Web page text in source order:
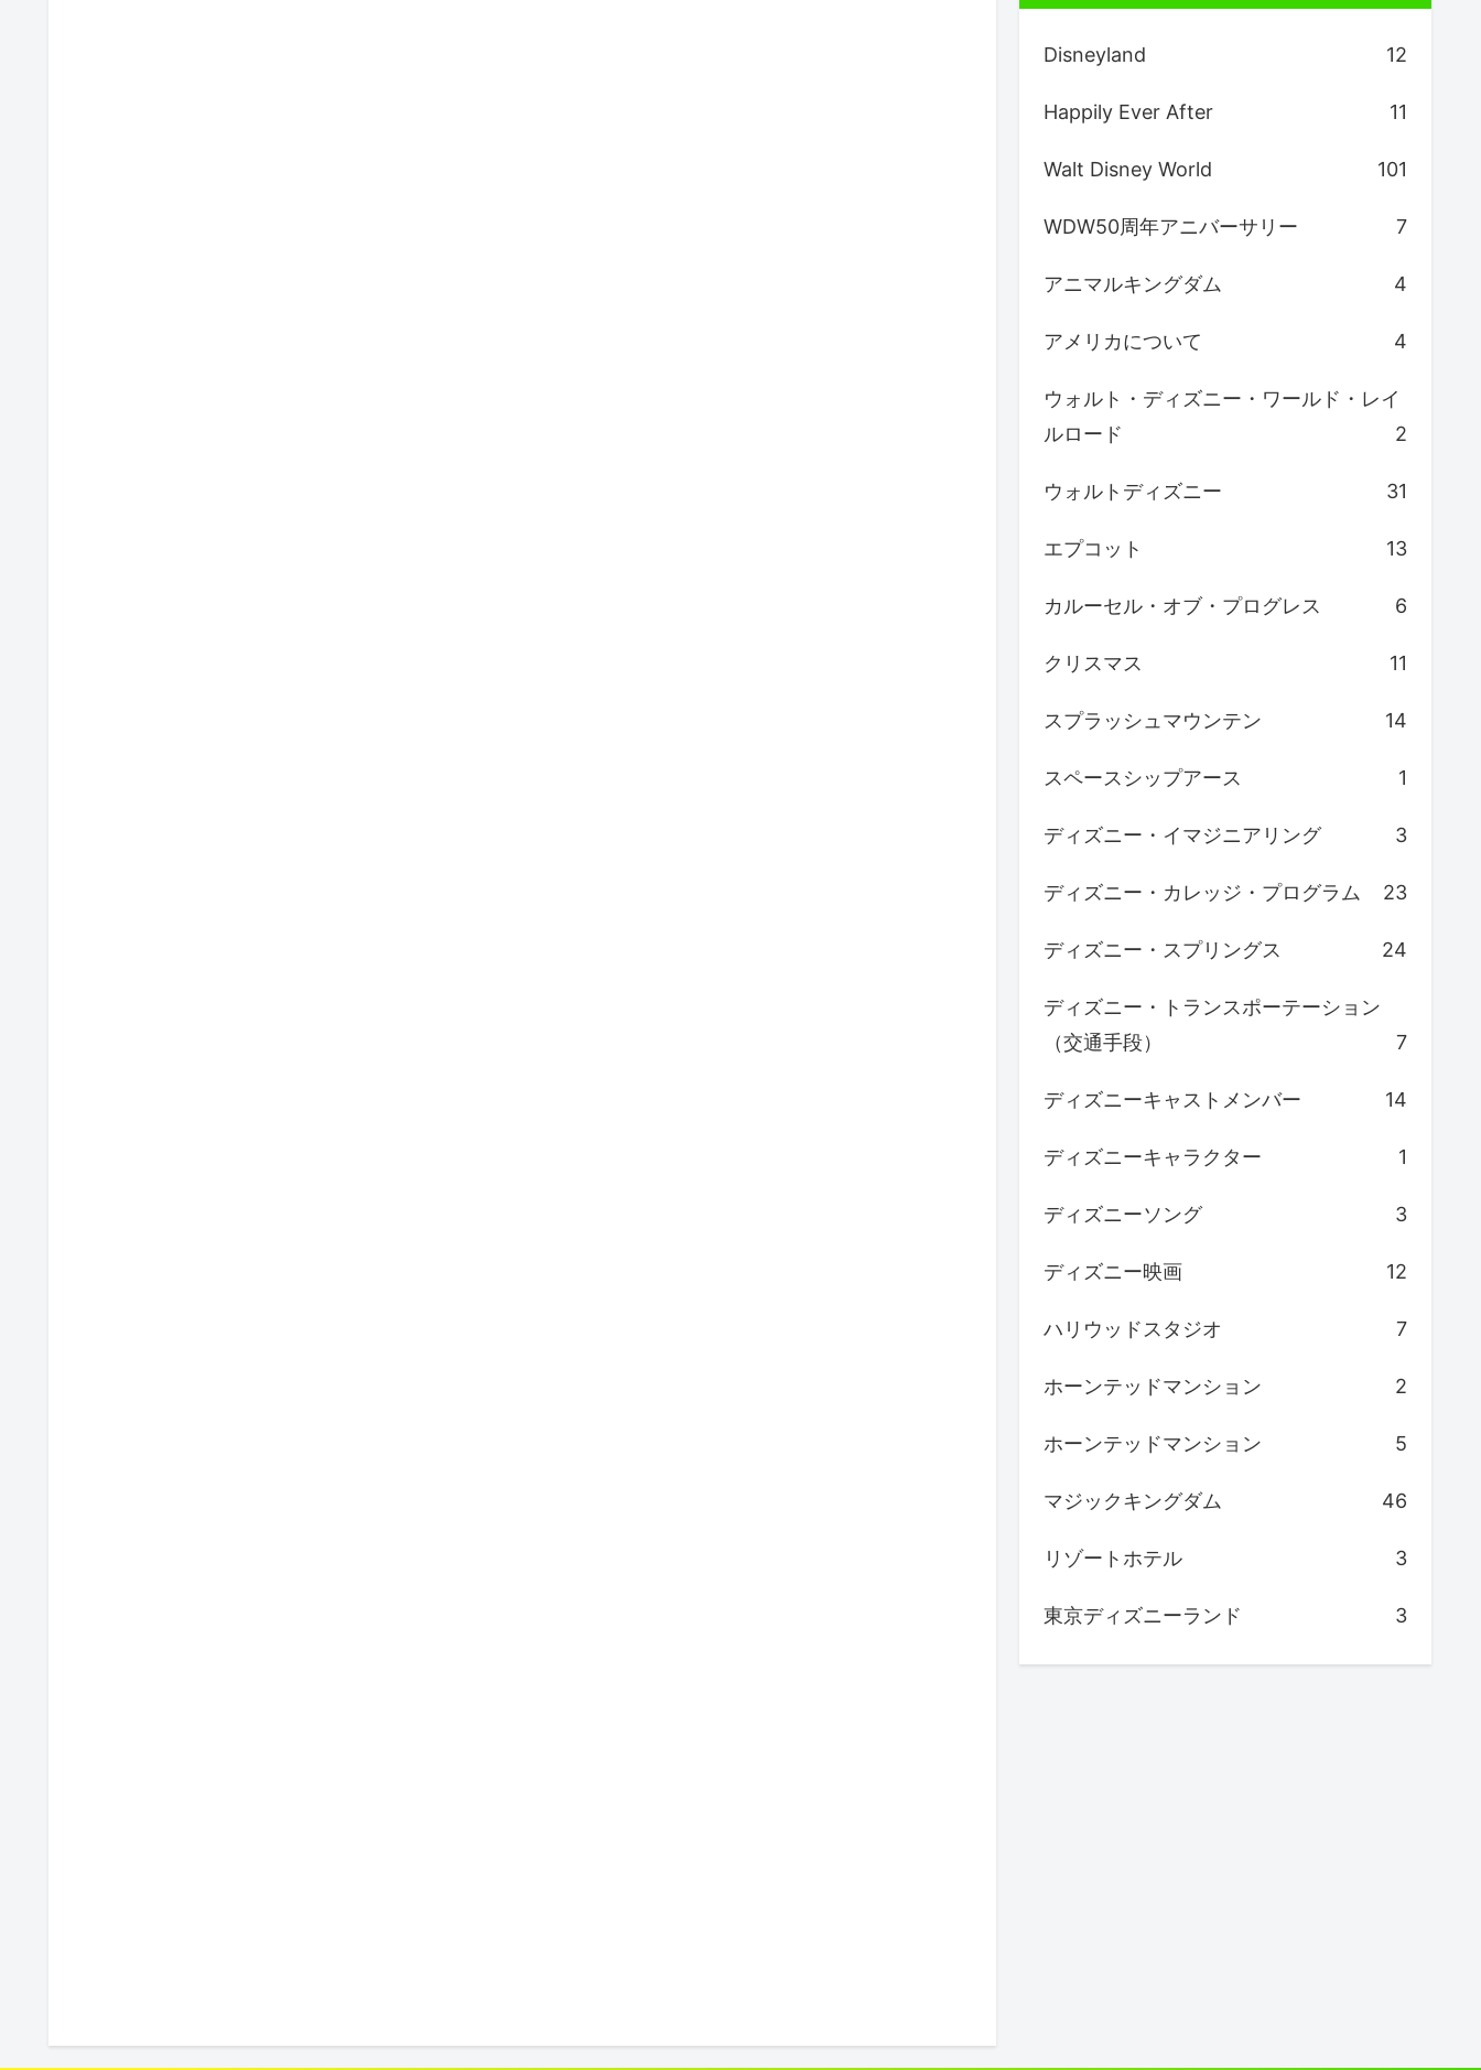
Disneyland 12
Happily Ever After 11
Walt Disney World 101
WDW50周年アニバーサリー 7
アニマルキングダム 4
アメリカについて 4
ウォルト・ディズニー・ワールド・レイ
ルロード
2
ウォルトディズニー 31
エプコット 13
カルーセル・オブ・プログレス 6
クリスマス 11
スプラッシュマウンテン 14
スペースシップアース 1
ディズニー・イマジニアリング 3
ディズニー・カレッジ・プログラム 23
ディズニー・スプリングス 24
ディズニー・トランスポーテーション
（交通手段）
7
ディズニーキャストメンバー 14
ディズニーキャラクター 1
ディズニーソング 3
ディズニー映画 12
ハリウッドスタジオ 7
ホーンテッドマンション 2
ホーンテッドマンション 5
マジックキングダム 46
リゾートホテル 3
東京ディズニーランド 3